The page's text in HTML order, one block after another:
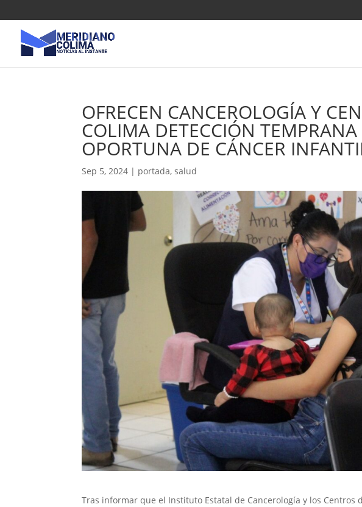
OFRECEN CANCEROLOGÍA Y
COLIMA DETECCIÓN
OPORTUNA DE CÁNCER
Sep 5, 2024 | portada,salud
Tras informar que el Instituto Estatal de Cancerología y los Centros